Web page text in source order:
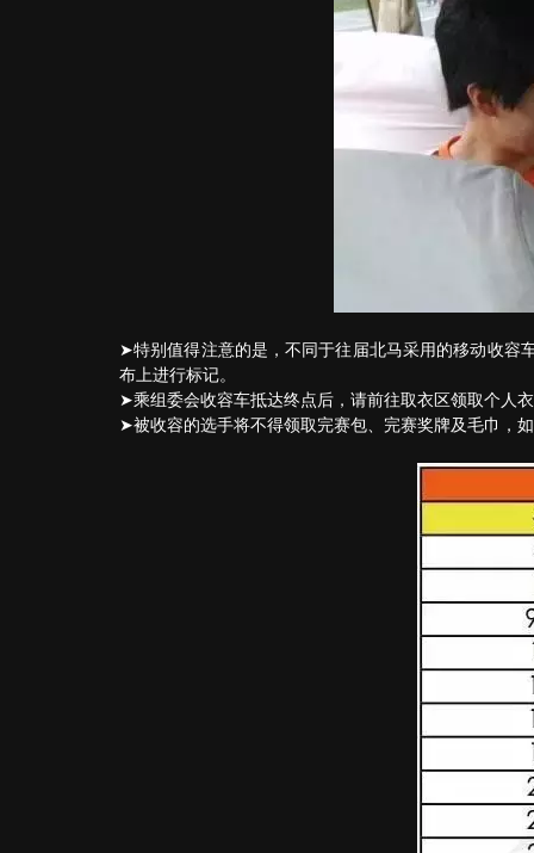
➤特别值得注意的是，不同于往届北马采用的移动收容
布上进行标记。
➤乘组委会收容车抵达终点后，请前往取衣区领取个人
➤被收容的选手将不得领取完赛包、完赛奖牌及毛巾，